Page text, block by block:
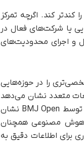
کند. اگرچه تمرکز
یا شرکت‌های فعال در
و اجرای محدودیت‌های
را در حوزه‌هایی
متعدد نشان می‌دهد
مدل‌های هوش مصنوعی به طور مرتب اطلاعات نادرست ارائه می‌دهند؛ چنان‌که یک بررسی توسط BMJ Open نشان
مدل‌های هوش مصنوعی همچنان
برای اطلاعات دقیق به